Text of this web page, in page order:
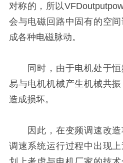
对称的，所以
会与电磁回路中固有的空
成各种电磁脉动。
同时，由于电机处于恒
易与电机机械产生机械共
造成损坏。
因此，在变频调速改造
调速系统运行过程中出现